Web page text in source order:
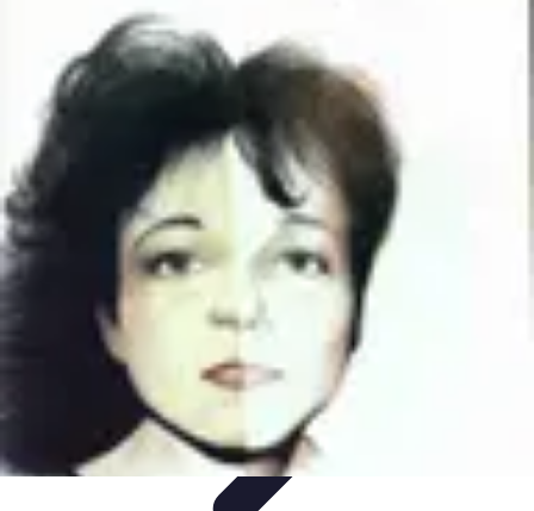
Supermarché Online
Astuces pratiquesConseils pratiquesTendances
conseilsComparatif